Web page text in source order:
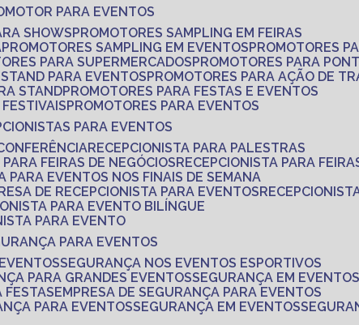
PARA EVENTOS
SHOWS
PROMOTORES SAMPLING EM FEIRAS
PROMOTORES SAMPLING EM EVENTOS
PROMOTORES
PARA SUPERMERCADOS
PROMOTORES PARA
STAND PARA EVENTOS
PROMOTORES PARA AÇÃO DE
STAND PROMOTORES PARA FESTAS E EVENTOS
FESTIVAIS
PROMOTORES PARA EVENTOS
PARA EVENTOS
RECEPCIONISTA PARA PALESTRAS
PARA FEIRAS DE NEGÓCIOS
RECEPCIONISTA PARA
PARA EVENTOS NOS FINAIS DE SEMANA
DE RECEPCIONISTA PARA EVENTOS
PARA EVENTO BILÍNGUE
PARA EVENTO
PARA EVENTOS
SEGURANÇA NOS EVENTOS ESPORTIVOS
PARA GRANDES EVENTOS SEGURANÇA EM
FESTAS
EMPRESA DE SEGURANÇA PARA EVENTOS
PARA EVENTOS SEGURANÇA EM EVENTOS